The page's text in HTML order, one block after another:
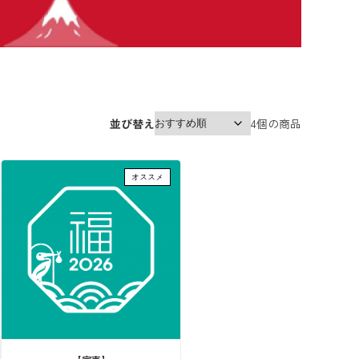
並び替え 4個の商品
オススメ